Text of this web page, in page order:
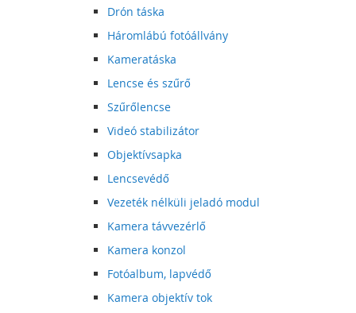
Drón táska
Háromlábú fotóállvány
Kameratáska
Lencse és szűrő
Szűrőlencse
Videó stabilizátor
Objektívsapka
Lencsevédő
Vezeték nélküli jeladó modul
Kamera távvezérlő
Kamera konzol
Fotóalbum, lapvédő
Kamera objektív tok